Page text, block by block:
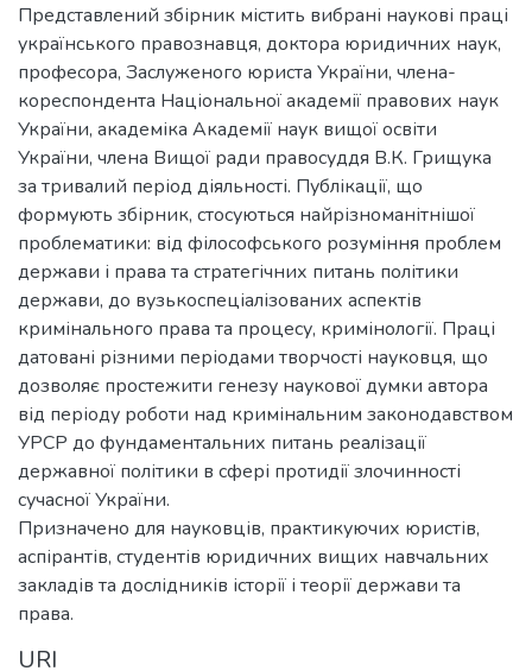
Представлений збірник містить вибрані наукові праці
українського правознавця, доктора юридичних наук,
професора, Заслуженого юриста України, члена-
кореспондента Національної академії правових наук
України, академіка Академії наук вищої освіти
України, члена Вищої ради правосуддя В.К. Грищука
за тривалий період діяльності. Публікації, що
формують збірник, стосуються найрізноманітнішої
проблематики: від філософського розуміння проблем
держави і права та стратегічних питань політики
держави, до вузькоспеціалізованих аспектів
кримінального права та процесу, кримінології. Праці
датовані різними періодами творчості науковця, що
дозволяє простежити генезу наукової думки автора
від періоду роботи над кримінальним законодавством
УРСР до фундаментальних питань реалізації
державної політики в сфері протидії злочинності
сучасної України.
Призначено для науковців, практикуючих юристів,
аспірантів, студентів юридичних вищих навчальних
закладів та дослідників історії і теорії держави та
права.
URI